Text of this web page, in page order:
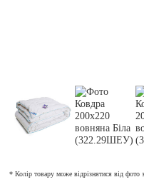
* Колір товару може відрізнятися від фото